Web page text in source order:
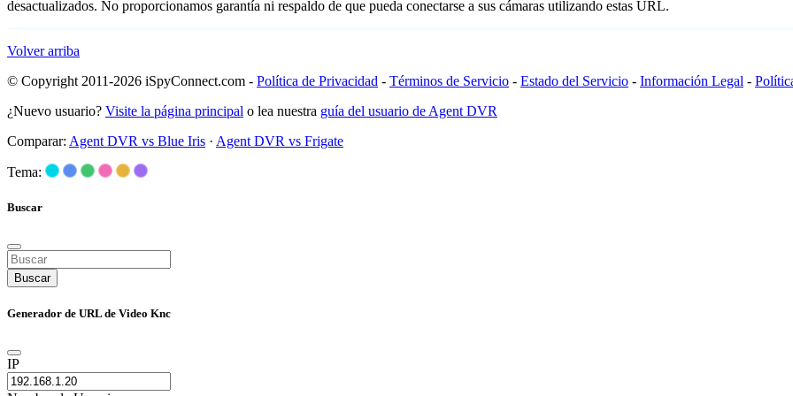
desactualizados. No proporcionamos garantía ni respaldo de que pueda conectarse a sus cámaras utilizando estas URL.
Volver arriba
© Copyright 2011-2026 iSpyConnect.com - Política de Privacidad - Términos de Servicio - Estado del Servicio - Información Legal -
¿Nuevo usuario? Visite la página principal o lea nuestra guía del usuario de Agent DVR
Comparar: Agent DVR vs Blue Iris · Agent DVR vs Frigate
Tema:
Buscar
Buscar
Generador de URL de Video Knc
IP